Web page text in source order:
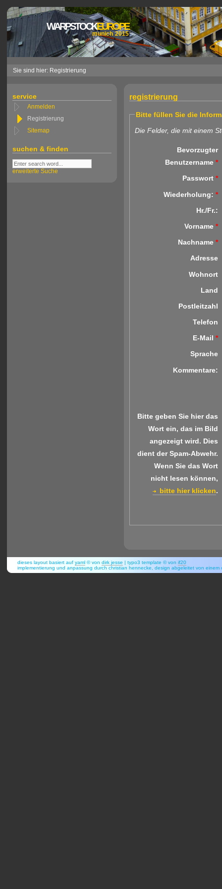
WARPSTOCKEUROPE
munich 2015
Sie sind hier: Registrierung
service
Anmelden
Registrierung
Sitemap
suchen & finden
erweiterte Suche
registrierung
Bitte füllen Sie die
Die Felder, die mit einem
Bevorzugter
Benutzername*
Passwort*
Wiederholung:*
Hr./Fr.:
Vorname*
Nachname*
Adresse
Wohnort
Land
Postleitzahl
Telefon
E-Mail*
Sprache
Kommentare:
Bitte geben Sie hier das
Wort ein, das im Bild
angezeigt wird. Dies
dient der Spam-Abwehr.
Wenn Sie das Wort
nicht lesen können,
bitte hier klicken.
dieses layout basiert auf yaml© von dirk jesse | typo3 template © von if20
implementierung und anpassung durch christian hennecke, design abgeleitet von